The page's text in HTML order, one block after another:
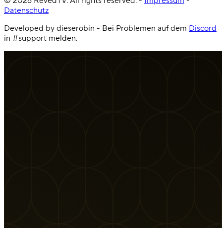
Datenschutz
Developed by dieserobin - Bei Problemen auf dem Discord
in #support melden.